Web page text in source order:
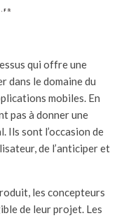
qui offre une
dans le domaine du
mobiles. En
pas à donner une
Ils sont l’occasion de
de l’anticiper et
les concepteurs
de leur projet. Les